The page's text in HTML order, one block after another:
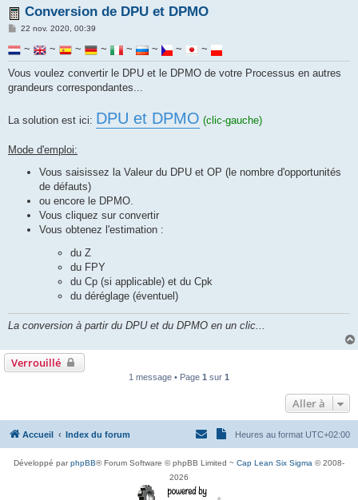
Conversion de DPU et DPMO
M
s
s
g
e
22 nov. 2020, 00:39
~ ~ ~ ~ ~ ~ ~
~
Vous voulez convertir le DPU et le DPMO de votre Processus en autres
grandeurs correspondantes...
La solution est ici: DPU et DPMO (clic-gauche)
Mode d'emploi:
Vous saisissez la Valeur du DPU et OP (le nombre d'opportunités
de défauts)
ou encore le DPMO.
Vous cliquez sur convertir
Vous obtenez l'estimation :
du Z
du FPY
du Cp (si applicable) et du Cpk
du déréglage (éventuel)
La conversion à partir du DPU et du DPMO en un clic...
Verrouillé
1 message • Page 1 sur 1
Aller à
Accueil Index du forum Heures au format UTC+02:00
Développé parphpBB® Forum Software © phpBB Limited ~ Cap Lean Six Sigma © 2008-
2026